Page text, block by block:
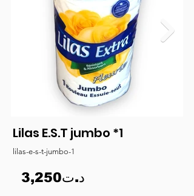
Lilas E.S.T jumbo *1
lilas-e-s-t-jumbo-1
3,250د.ت